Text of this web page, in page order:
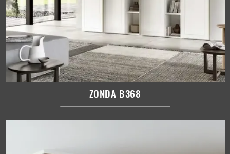
ZONDA B368